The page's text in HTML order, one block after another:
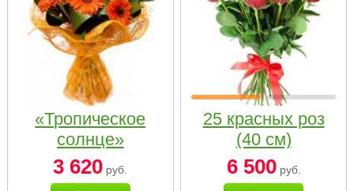
«Тропическое
солнце»
3 620 руб.
25 красных роз
(40 см)
6 500руб.